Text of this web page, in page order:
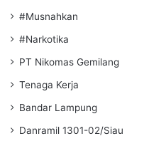
#Musnahkan
#Narkotika
PT Nikomas Gemilang
Tenaga Kerja
Bandar Lampung
Danramil 1301-02/Siau